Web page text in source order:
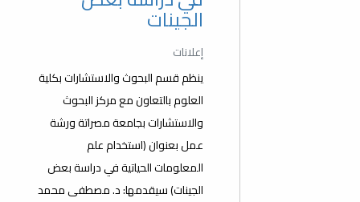
ينظم قسم البحوث والاستشارات بكلية
المعلومات الحياتية في دراسة بعض
الجينات) سيقدمها: د. مصطفى محمد